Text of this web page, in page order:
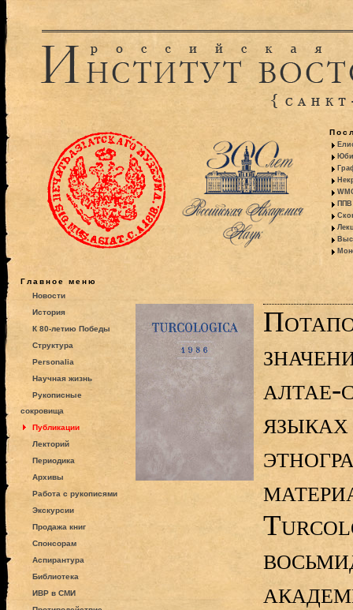
ППВ
Главное меню
Новости
История
К 80-летию Победы
Структура
Personalia
Научная жизнь
Рукописные
сокровища
Публикации
Лекторий
Периодика
Архивы
Работа с рукописями
Экскурсии
Продажа книг
Спонсорам
Аспирантура
Библиотека
ИВР в СМИ
алтае-